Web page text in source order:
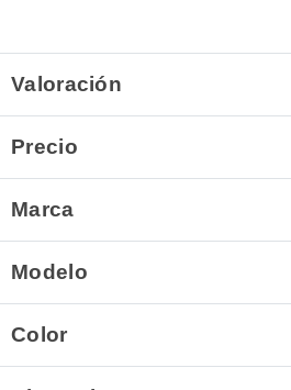
Valoración
Precio
Marca
Modelo
Color